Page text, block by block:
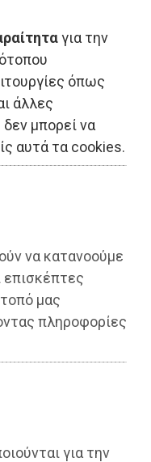
για την
όπως
άλλες
μπορεί να
αυτά τα cookies.
να κατανοούμε
επισκέπτες
μας
πληροφορίες
για την
παρά